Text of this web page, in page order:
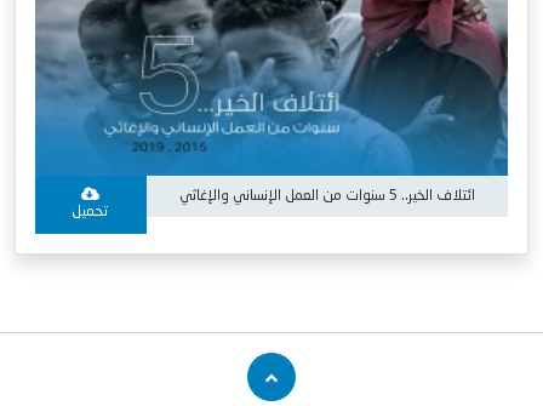
ائتلاف الخير.. 5 سنوات من العمل الإنساني والإغاثي
تحميل